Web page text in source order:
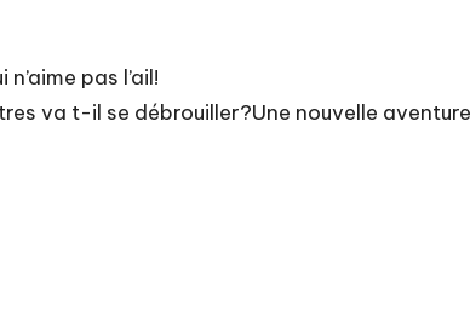
pas l’ail!
va t-il se débrouiller?Une nouvelle